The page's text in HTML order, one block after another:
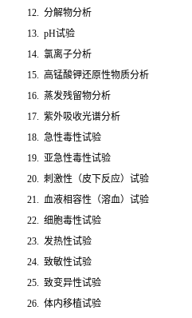
12. 分解物分析
13. pH试验
14. 氯离子分析
15. 高锰酸钾还原性物质分析
16. 蒸发残留物分析
17. 紫外吸收光谱分析
18. 急性毒性试验
19. 亚急性毒性试验
20. 刺激性（皮下反应）试验
21. 血液相容性（溶血）试验
22. 细胞毒性试验
23. 发热性试验
24. 致敏性试验
25. 致变异性试验
26. 体内移植试验